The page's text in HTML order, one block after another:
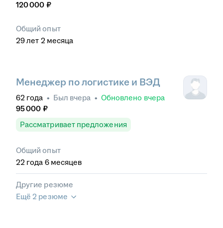
120 000 ₽
Общий опыт
29лет 2 месяца
Менеджер по логистике и ВЭД
62 года • Был вчера • Обновлено вчера
95 000 ₽
Рассматривает предложения
Общий опыт
22 года 6 месяцев
Другие резюме
Ещё 2 резюме